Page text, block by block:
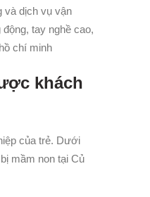
và dịch vụ vận
tay nghề cao,
chí minh
khách
của trẻ. Dưới
mầm non tại Củ